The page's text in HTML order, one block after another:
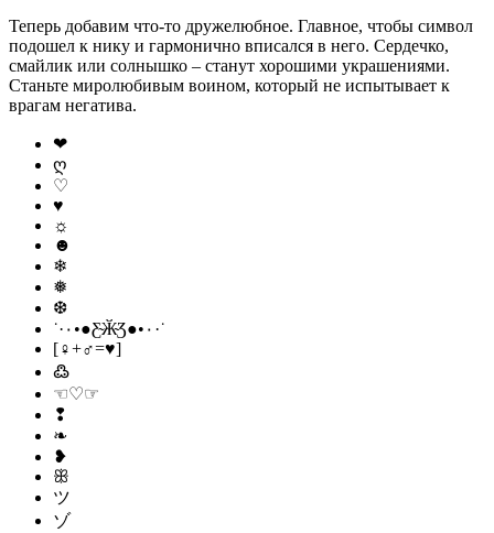
Теперь добавим что-то дружелюбное. Главное, чтобы символ
подошел к нику и гармонично вписался в него. Сердечко,
смайлик или солнышко – станут хорошими украшениями.
Станьте миролюбивым воином, который не испытывает к
врагам негатива.
❤
ღ
♡
♥
☼
☻
❄
❅
❆
˙·٠•●Ƹ̴Ӂ̴Ʒ●•٠·˙
[♀+♂=♥]
߷
☜♡☞
❢
❧
❥
ꕥ
ツ
ゾ